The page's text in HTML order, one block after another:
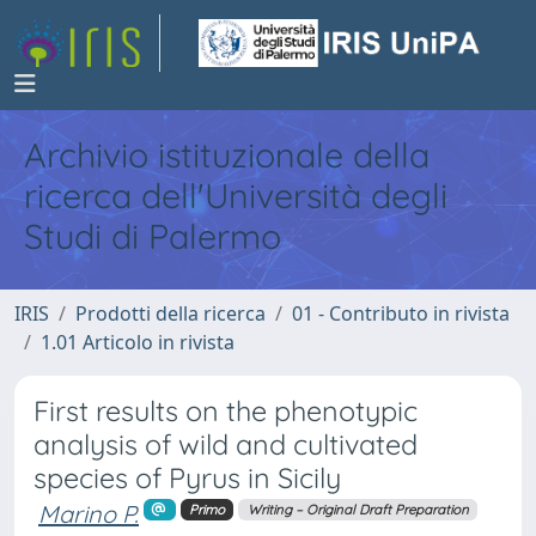
Archivio istituzionale della
ricerca dell'Università degli
Studi di Palermo
IRIS Prodotti della ricerca
01 - Contributo in rivista
1.01 Articolo in rivista
First results on the phenotypic
analysis of wild and cultivated
species of Pyrus in Sicily
Marino P. Primo Writing – Original Draft Preparation